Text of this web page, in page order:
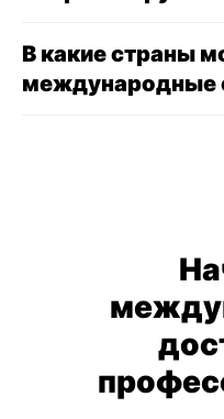
В какие страны
международные